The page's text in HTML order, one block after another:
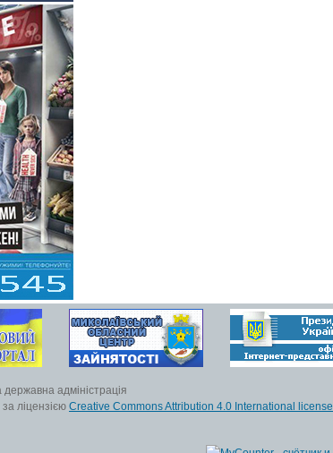
адміністрація
ліцензією Creative Commons Attribution 4.0 International license